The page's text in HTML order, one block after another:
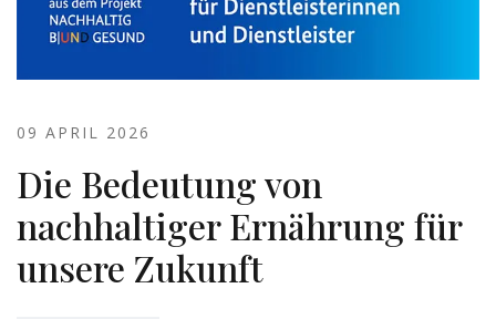
09 APRIL 2026
Die Bedeutung von
nachhaltiger Ernährung für
unsere Zukunft